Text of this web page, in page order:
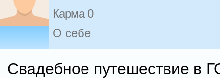
Карма 0
О себе
Свадебное путешествие в